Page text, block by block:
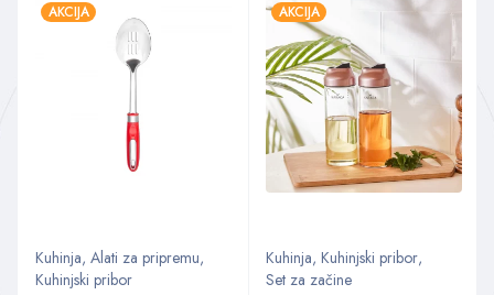
AKCIJA
Kuhinja, Alati za pripremu,
Kuhinjski pribor
AKCIJA
Kuhinja, Kuhinjski pribor,
Set za začine